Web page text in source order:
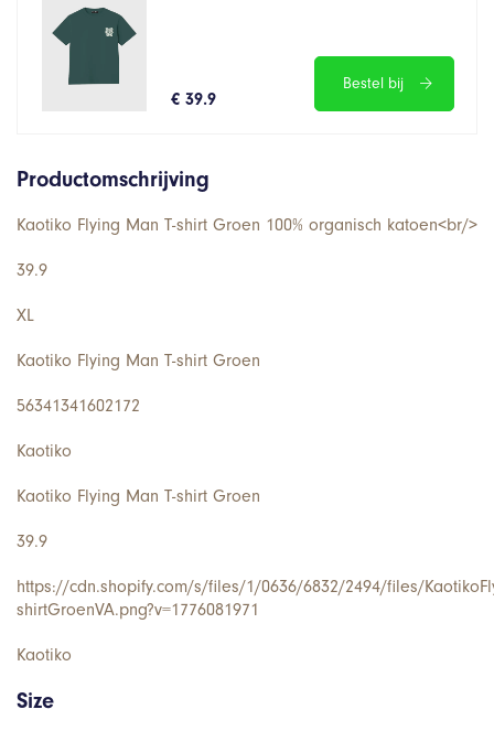
€ 39.9
Bestel bij
Productomschrijving
Kaotiko Flying Man T-shirt Groen 100% organisch katoen<br/>
39.9
XL
Kaotiko Flying Man T-shirt Groen
56341341602172
Kaotiko
Kaotiko Flying Man T-shirt Groen
39.9
https://cdn.shopify.com/s/files/1/0636/6832/2494/files/
shirtGroenVA.png?v=1776081971
Kaotiko
Size